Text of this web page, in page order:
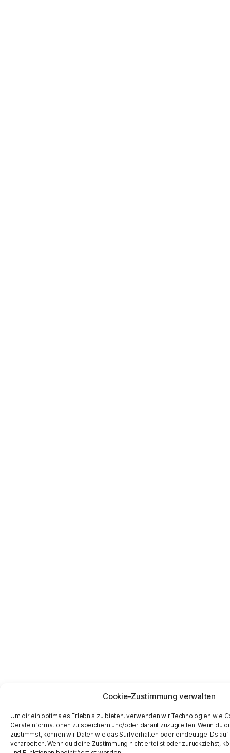
Cookie-Zustimmung verwalten
Um dir ein optimales Erlebnis zu bieten, verwenden wir Technologien wie
Geräteinformationen zu speichern und/oder darauf zuzugreifen. Wenn du
zustimmst, können wir Daten wie das Surfverhalten oder eindeutige IDs
verarbeiten. Wenn du deine Zustimmung nicht erteilst oder zurückziehst,